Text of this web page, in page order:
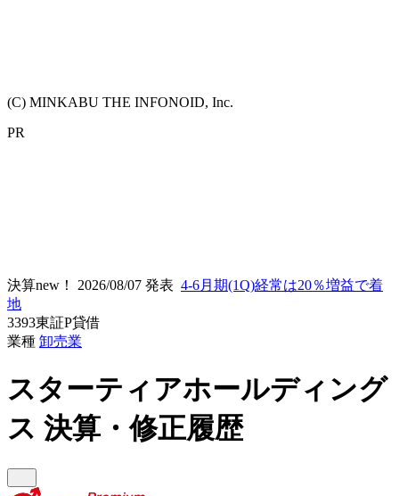
(C) MINKABU THE INFONOID, Inc.
PR
決算new！ 2026/08/07 発表 4-6月期(1Q)経常は20％増益で着
地
3393東証P貸借
業種 卸売業
スターティアホールディング
ス 決算・修正履歴